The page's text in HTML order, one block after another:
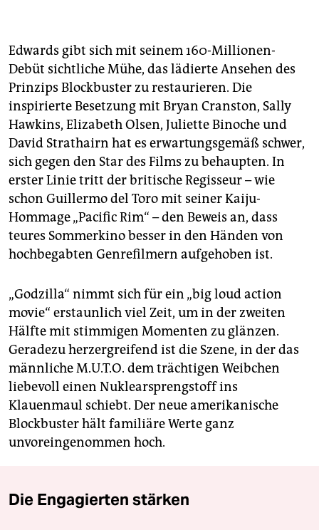
Edwards gibt sich mit seinem 160-Millionen-
Debüt sichtliche Mühe, das lädierte Ansehen des
Prinzips Blockbuster zu restaurieren. Die
inspirierte Besetzung mit Bryan Cranston, Sally
Hawkins, Elizabeth Olsen, Juliette Binoche und
David Strathairn hat es erwartungsgemäß schwer,
sich gegen den Star des Films zu behaupten. In
erster Linie tritt der britische Regisseur – wie
schon Guillermo del Toro mit seiner Kaiju-
Hommage „Pacific Rim“ – den Beweis an, dass
teures Sommerkino besser in den Händen von
hochbegabten Genrefilmern aufgehoben ist.
„Godzilla“ nimmt sich für ein „big loud action
movie“ erstaunlich viel Zeit, um in der zweiten
Hälfte mit stimmigen Momenten zu glänzen.
Geradezu herzergreifend ist die Szene, in der das
männliche M.U.T.O. dem trächtigen Weibchen
liebevoll einen Nuklearsprengstoff ins
Klauenmaul schiebt. Der neue amerikanische
Blockbuster hält familiäre Werte ganz
unvoreingenommen hoch.
Die Engagierten stärken